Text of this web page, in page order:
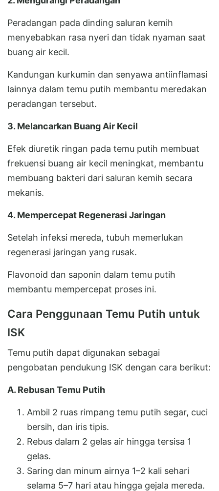
Peradangan pada dinding saluran kemih
menyebabkan rasa nyeri dan tidak nyaman saat
buang air kecil.
Kandungan kurkumin dan senyawa antiinflamasi
lainnya dalam temu putih membantu meredakan
peradangan tersebut.
3. Melancarkan Buang Air Kecil
Efek diuretik ringan pada temu putih membuat
frekuensi buang air kecil meningkat, membantu
membuang bakteri dari saluran kemih secara
mekanis.
4. Mempercepat Regenerasi Jaringan
Setelah infeksi mereda, tubuh memerlukan
regenerasi jaringan yang rusak.
Flavonoid dan saponin dalam temu putih
membantu mempercepat proses ini.
Cara Penggunaan Temu Putih untuk
ISK
Temu putih dapat digunakan sebagai
pengobatan pendukung ISK dengan cara berikut:
A. Rebusan Temu Putih
Ambil 2 ruas rimpang temu putih segar, cuci
bersih, dan iris tipis.
Rebus dalam 2 gelas air hingga tersisa 1
gelas.
Saring dan minum airnya 1–2 kali sehari
selama 5–7 hari atau hingga gejala mereda.